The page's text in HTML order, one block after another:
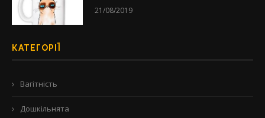
21/08/2019
КАТЕГОРІЇ
Вагітність
Дошкільнята